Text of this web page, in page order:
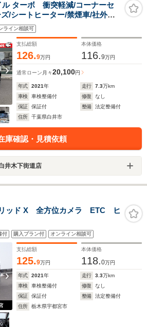
ターボ 衝突軽減/コーナーセ
/シートヒーター/禁煙車/社外デ
ヘッドライト/スマートキー
ライン相談可
支払総額
126.9万円
本体価格
116.9万円
通常ローン 月々20,100円
年式 2021年 走行 7.3万km
車検
車検整備付 修復
なし
保証
保証付 整備
法定整備付
住所
千葉県白井市
庫確認・見積依頼
井木下街道店
ッド X 全方位カメラ ETC ヒ
付 購入プラン付 オンライン相談可
支払総額
125.9万円
本体価格
118.0万円
年式 2021年 走行 3.3万km
車検
車検整備付 修復
なし
保証
保証付 整備
法定整備付
住所
栃木県宇都宮市